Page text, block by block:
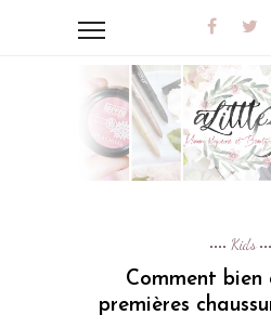
Kids
Comment bien
premières